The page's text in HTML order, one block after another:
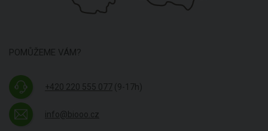
POMŮŽEME VÁM?
+420 220 555 077 (9-17h)
info@biooo.cz